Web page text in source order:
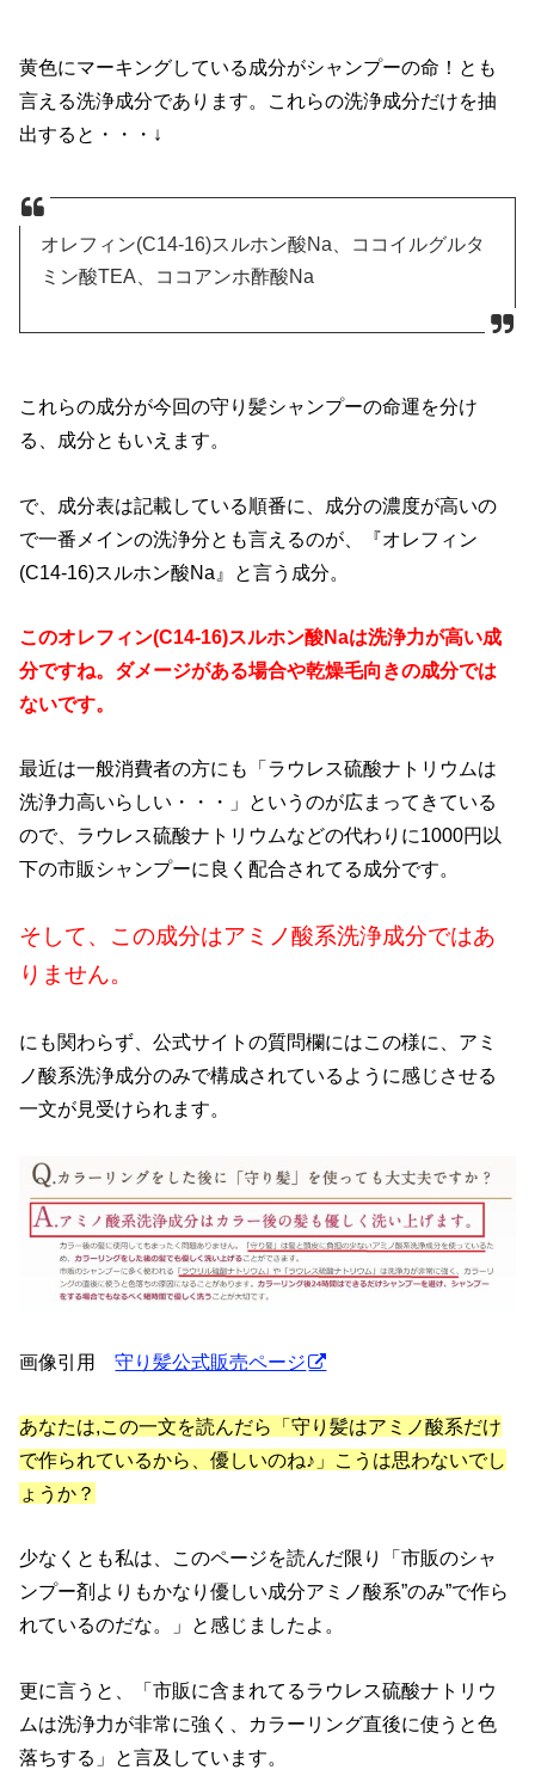
黄色にマーキングしている成分がシャンプーの命！とも
言える洗浄成分であります。これらの洗浄成分だけを抽
出すると・・・↓
オレフィン(C14-16)スルホン酸Na、ココイルグルタ
ミン酸TEA、ココアンホ酢酸Na
これらの成分が今回の守り髪シャンプーの命運を分け
る、成分ともいえます。
で、成分表は記載している順番に、成分の濃度が高いの
で一番メインの洗浄分とも言えるのが、『オレフィン
(C14-16)スルホン酸Na』と言う成分。
このオレフィン(C14-16)スルホン酸Naは洗浄力が高い成
分ですね。ダメージがある場合や乾燥毛向きの成分では
ないです。
最近は一般消費者の方にも「ラウレス硫酸ナトリウムは
洗浄力高いらしい・・・」というのが広まってきている
ので、ラウレス硫酸ナトリウムなどの代わりに1000円以
下の市販シャンプーに良く配合されてる成分です。
そして、この成分はアミノ酸系洗浄成分ではあ
りません。
にも関わらず、公式サイトの質問欄にはこの様に、アミ
ノ酸系洗浄成分のみで構成されているように感じさせる
一文が見受けられます。
画像引用守り髪公式販売ページ
あなたは,この一文を読んだら「守り髪はアミノ酸系だけ
で作られているから、優しいのね♪」こうは思わないでし
ょうか？
少なくとも私は、このページを読んだ限り「市販のシャ
ンプー剤よりもかなり優しい成分アミノ酸系”のみ”で作ら
れているのだな。」と感じましたよ。
更に言うと、「市販に含まれてるラウレス硫酸ナトリウ
ムは洗浄力が非常に強く、カラーリング直後に使うと色
落ちする」と言及しています。